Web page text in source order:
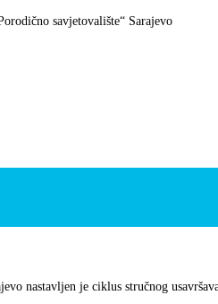
savjetovalište“ Sarajevo
nastavljen je ciklus stručnog